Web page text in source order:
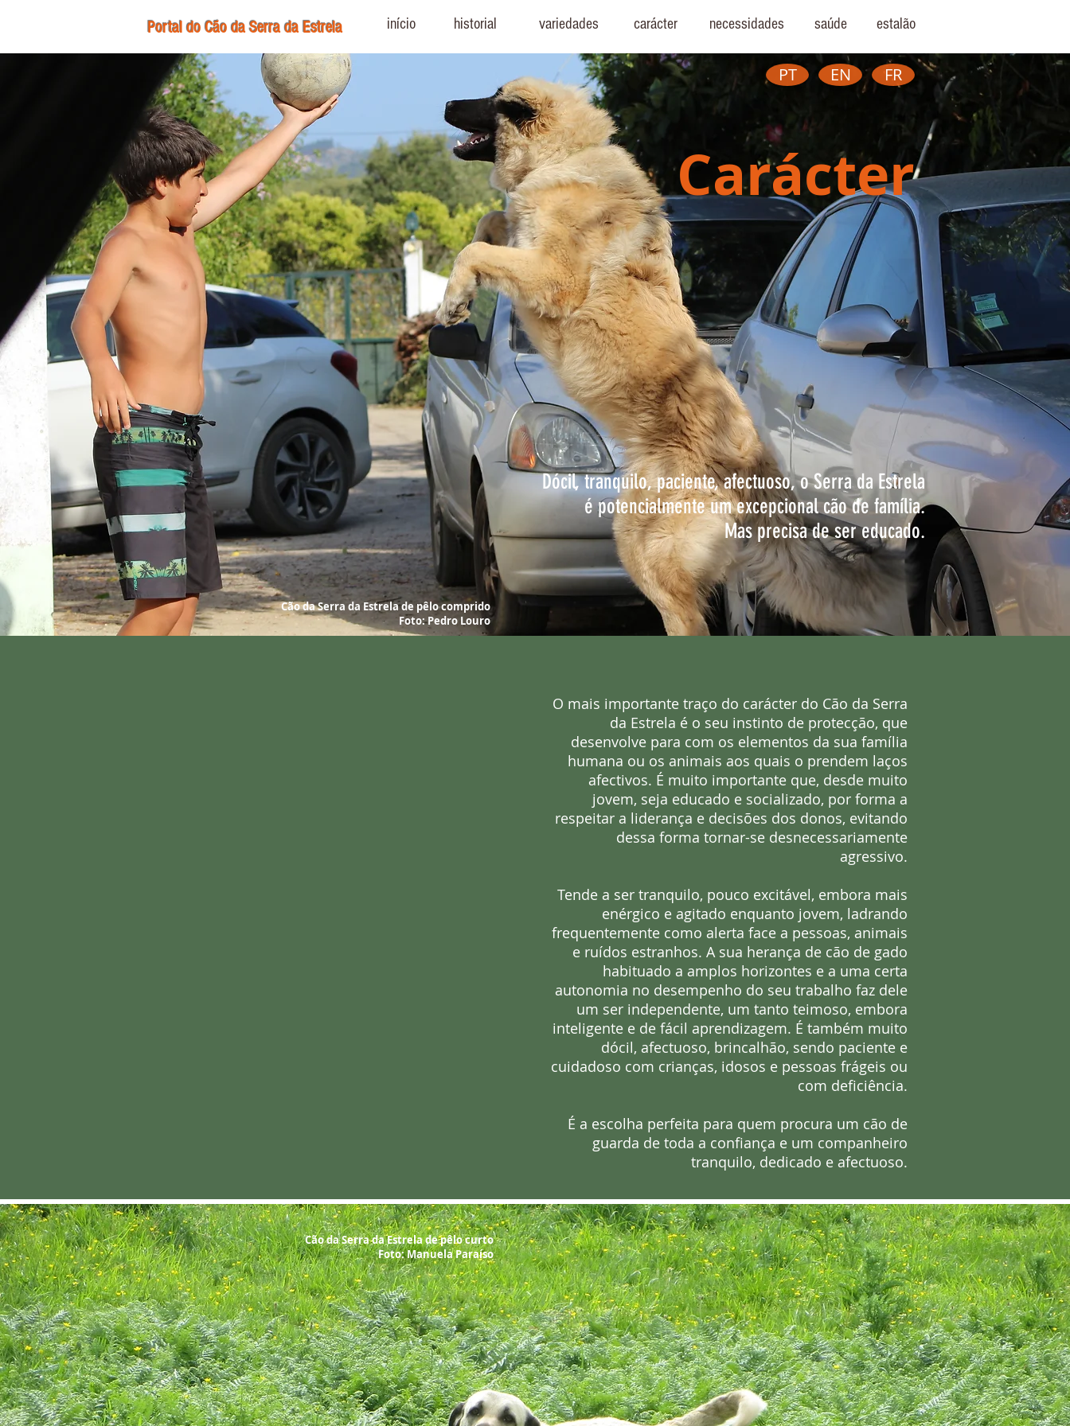
início
Portal do Cão da Serra da Estrela historial variedades carácter saúde estalão
necessidades
Cão da Serra da Estrela de pêlo comprido. Foto: Pedro Louro
PT EN FR
Carácter
Cão da Serra da Estrela de pêlo comprido
Foto: Pedro Louro
Dócil, tranquilo, paciente, afectuoso, o Serra da Estrela
é potencialmente um excepcional cão de família.
Mas precisa de ser educado.
O mais importante traço do carácter do Cão da Serra
da Estrela é o seu instinto de protecção, que
desenvolve para com os elementos da sua família
humana ou os animais aos quais o prendem laços
afectivos. É muito importante que, desde muito
jovem, seja educado e socializado, por forma a
respeitar a liderança e decisões dos donos, evitando
dessa forma tornar-se desnecessariamente
agressivo.
Tende a ser tranquilo, pouco excitável, embora mais
enérgico e agitado enquanto jovem, ladrando
frequentemente como alerta face a pessoas, animais
e ruídos estranhos. A sua herança de cão de gado
habituado a amplos horizontes e a uma certa
autonomia no desempenho do seu trabalho faz dele
um ser independente, um tanto teimoso, embora
inteligente e de fácil aprendizagem. É também muito
dócil, afectuoso, brincalhão, sendo paciente e
cuidadoso com crianças, idosos e pessoas frágeis ou
com deficiência.
É a escolha perfeita para quem procura um cão de
guarda de toda a confiança e um companheiro
tranquilo, dedicado e afectuoso.
Cão da Serra da Estrela de pêlo curto
Foto: Manuela Paraíso